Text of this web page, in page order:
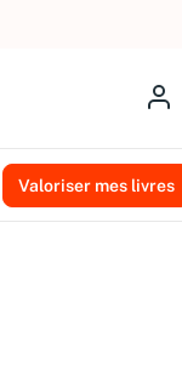
Valoriser mes livres